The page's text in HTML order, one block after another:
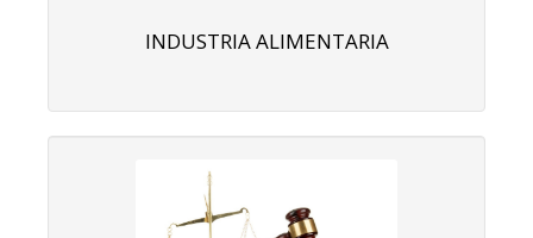
INDUSTRIA ALIMENTARIA